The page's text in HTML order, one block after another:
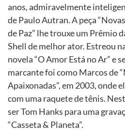
anos, admiravelmente
de Paulo Autran. A peça
de Paz” lhe trouxe um Prêmio
Shell de melhor ator. Estreou
novela “O Amor Está no Ar” e
marcante foi como Marcos de
Apaixonadas”, em 2003, onde
com uma raquete de tênis.
ser Tom Hanks para uma
“Casseta & Planeta”.